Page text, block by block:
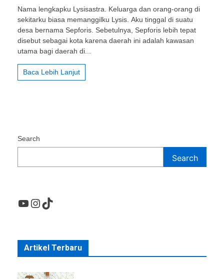
Sahabatku:
Maria
Nama lengkapku Lysisastra. Keluarga dan orang-orang di
sekitarku biasa memanggilku Lysis. Aku tinggal di suatu
desa bernama Sepforis. Sebetulnya, Sepforis lebih tepat
disebut sebagai kota karena daerah ini adalah kawasan
utama bagi daerah di...
Baca Lebih Lanjut
Search
Search
YouTube
Instagram
TikTok
Artikel Terbaru